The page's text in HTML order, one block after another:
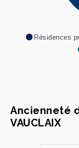
Résidences
Ancienneté
VAUCLAIX